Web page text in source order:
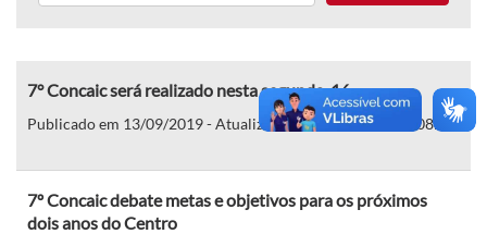
7° Concaic será realizado nesta segunda, 16
Publicado em 13/09/2019 - Atualizado em 16/09/2019 às 08h58
7º Concaic debate metas e objetivos para os próximos
dois anos do Centro